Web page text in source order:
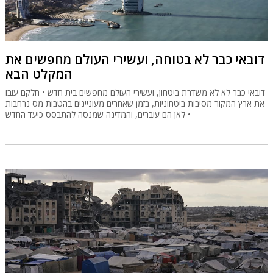
דובאי כבר לא בטוחה, ועשירי העולם מחפשים את
המקלט הבא
דובאי כבר לא לא משדרת ביטחון, ועשירי העולם מחפשים בית חדש • חלקם עזבו
את ארץ המקור מסיבות ביטחוניות, בזמן שאחרים מעוניינים בהטבות מס נרחבות
• לאן הם עוברים, והמדינה שמנסה להתבסס כיעד החדש